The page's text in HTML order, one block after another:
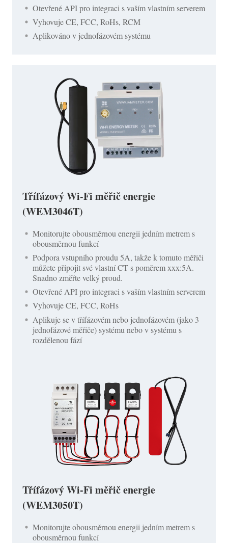
Otevřené API pro integraci s vaším vlastním serverem
Vyhovuje CE, FCC, RoHs, RCM
Aplikováno v jednofázovém systému
Třífázový Wi-Fi měřič energie
(WEM3046T)
Monitorujte obousměrnou energii jedním metrem s
obousměrnou funkcí
Podpora vstupního proudu 5A, takže k tomuto měřiči
můžete připojit své vlastní CT s poměrem xxx:5A.
Snadno změřte velký proud.
Otevřené API pro integraci s vaším vlastním serverem
Vyhovuje CE, FCC, RoHs
Aplikuje se v třífázovém nebo jednofázovém (jako 3
jednofázové měřiče) systému nebo v systému s
rozdělenou fází
Třífázový Wi-Fi měřič energie
(WEM3050T)
Monitorujte obousměrnou energii jedním metrem s
obousměrnou funkcí